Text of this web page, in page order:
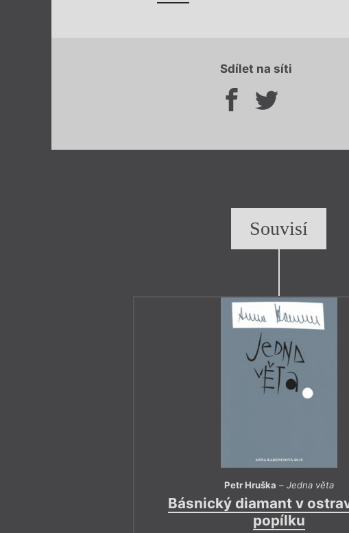
Sdílet na síti
Souvisí
Petr Hruška – Jedna věta
Básnický diamant v
popílku